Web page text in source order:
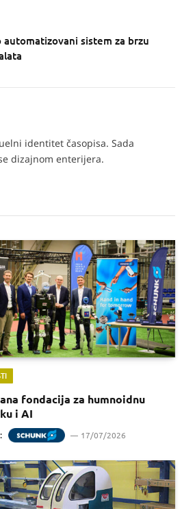
sistem za brzu
identitet časopisa. Sada
dizajnom enterijera.
fondacija za humnoidnu
i AI
17/07/2026